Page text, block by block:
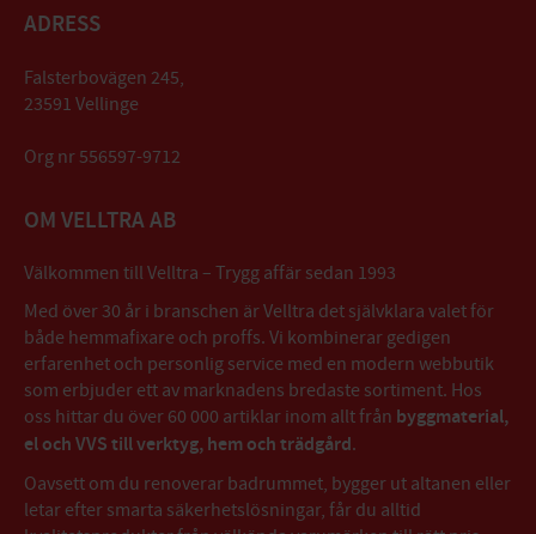
ADRESS
Falsterbovägen 245,
23591 Vellinge
Org nr 556597-9712
OM VELLTRA AB
Välkommen till Velltra – Trygg affär sedan 1993
Med över 30 år i branschen är Velltra det självklara valet för
både hemmafixare och proffs. Vi kombinerar gedigen
erfarenhet och personlig service med en modern webbutik
som erbjuder ett av marknadens bredaste sortiment. Hos
oss hittar du över 60 000 artiklar inom allt från byggmaterial,
el och VVS till verktyg, hem och trädgård.
Oavsett om du renoverar badrummet, bygger ut altanen eller
letar efter smarta säkerhetslösningar, får du alltid